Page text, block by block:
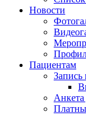
Новости
Пациентам
Запись